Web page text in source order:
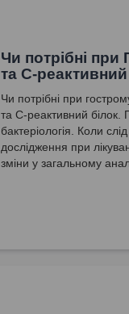
Чи потрібні при
та С-реактивний
Чи потрібні при
та С-реактивний білок.
бактеріологія. Коли
дослідження при
зміни у загальному